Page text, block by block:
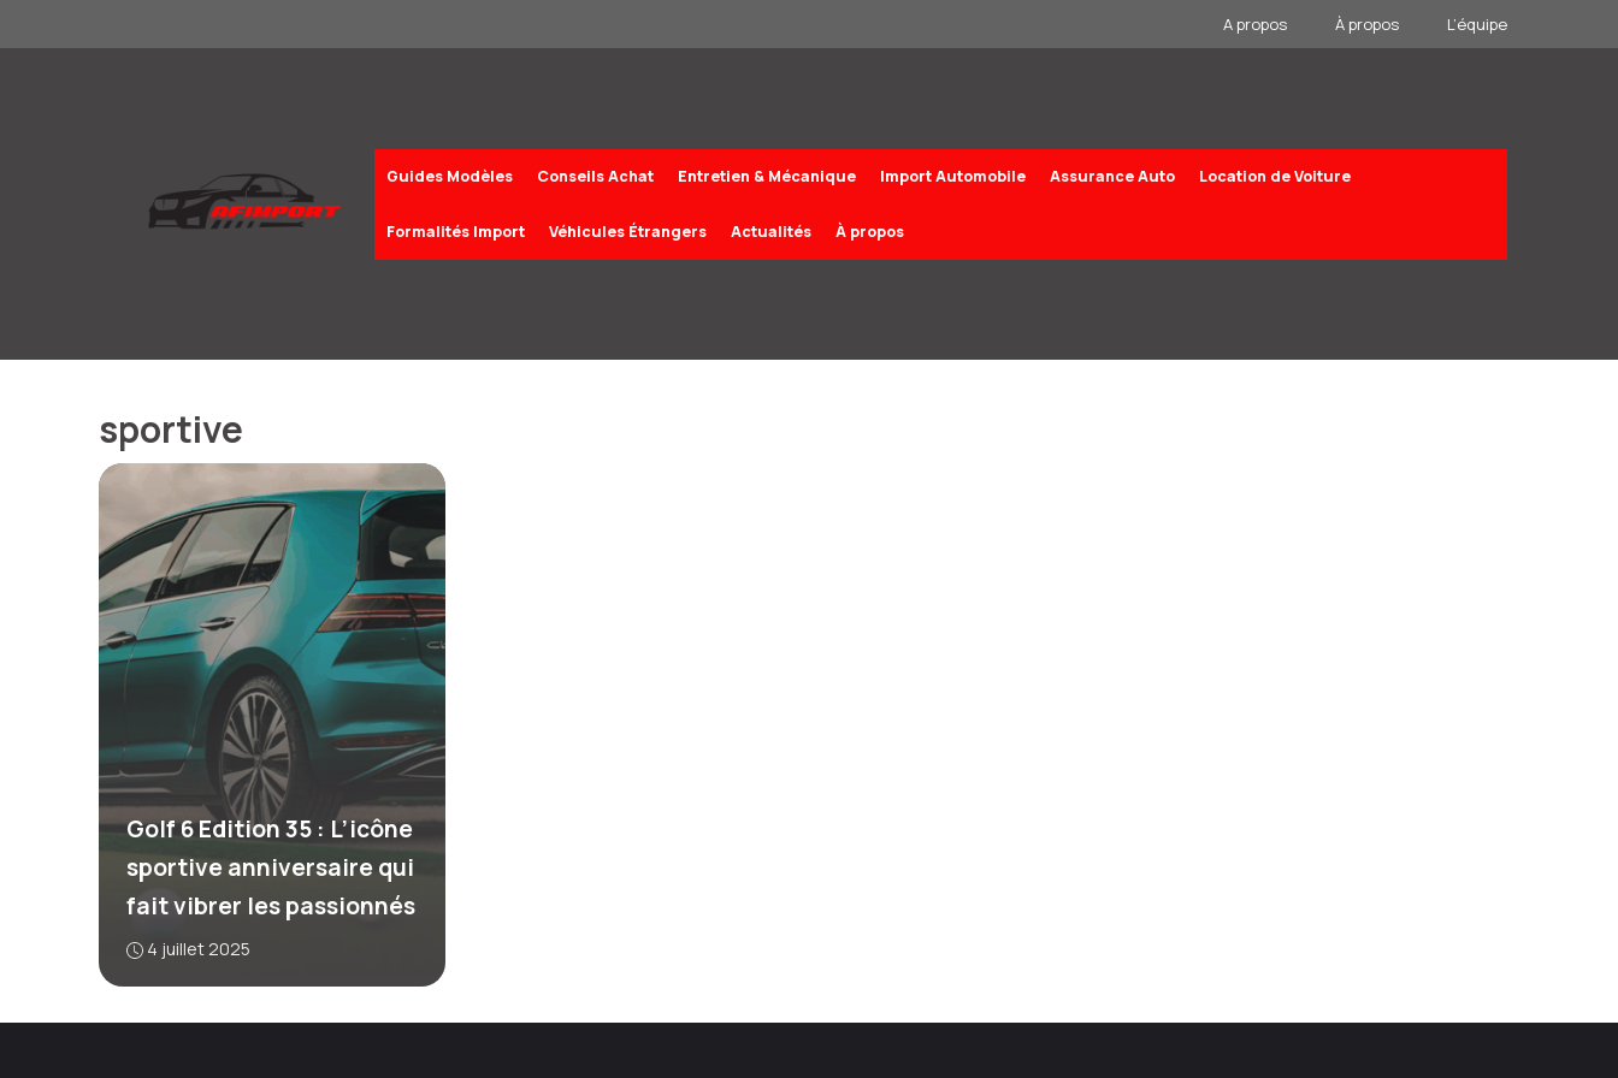
au
A propos À propos L’équipe
Guides Modèles Conseils Achat Entretien & Mécanique Import Automobile Assurance Auto Location de Voiture
Formalités Import Véhicules Étrangers Actualités À propos
sportive
Golf 6 Edition 35 : L’icône
sportive anniversaire qui
fait vibrer les passionnés
4 juillet 2025